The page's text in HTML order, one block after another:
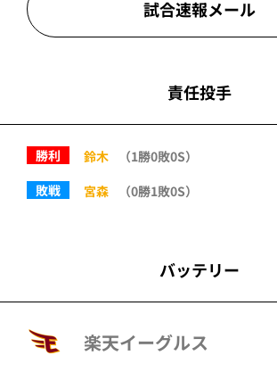
試合速報メール
責任投手
勝利 鈴木
（1勝0敗0S）
敗戦
宮森 （0勝1敗0S）
バッテリー
楽天イーグルス